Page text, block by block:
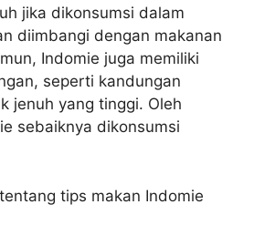
jika dikonsumsi dalam
diimbangi dengan makanan
Indomie juga memiliki
seperti kandungan
jenuh yang tinggi. Oleh
sebaiknya dikonsumsi
tips makan Indomie